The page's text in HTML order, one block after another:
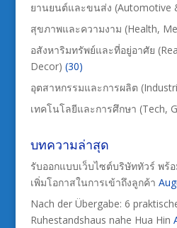
ยานยนต์และขนส่ง (Automotive
สุขภาพและความงาม (Health,
อสังหาริมทรัพย์และที่อยู่อาศัย
Decor) (30)
อุตสาหกรรมและการผลิต
เทคโนโลยีและการศึกษา (Tech,
บทความล่าสุด
รับออกแบบเว็บไซต์บริษัททัวร์ พร้อ
เพิ่มโอกาสในการเข้าถึงลูกค้า
Nach der Übergabe: 6
Ruhestandshaus nahe Hua Hin